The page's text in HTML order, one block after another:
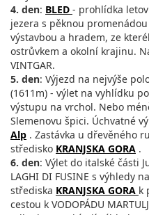
4. den: BLED - prohlídka
jezera s pěknou
výstavbou a hradem, ze
ostrůvkem a okolní krajinu.
VINTGAR.
5. den: Výjezd na nejvýše
(1611m) - výlet na vyhlídku
výstupu na vrchol. Nebo
Slemenovu špici. Úchvatné
Alp . Zastávka u dřevěného
středisko KRANJSKA GORA .
6. den: Výlet do italské části
LAGHI DI FUSINE s výhledy
střediska KRANJSKA GORA k
cestou k VODOPÁDU